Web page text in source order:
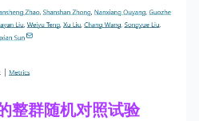
整群随机对照试验